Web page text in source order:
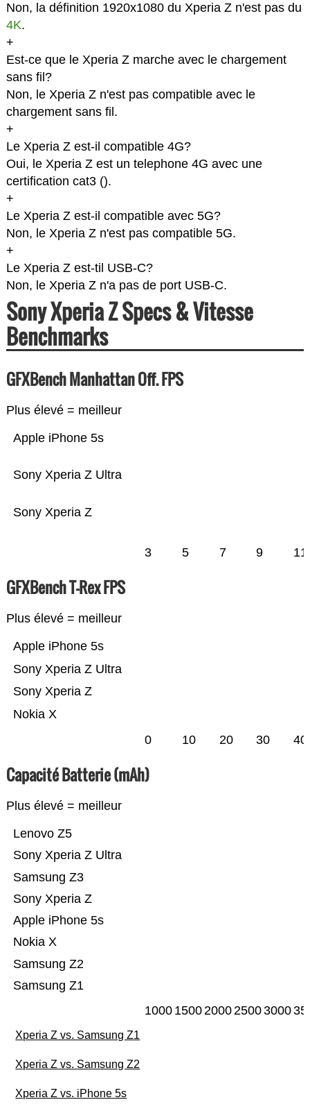
Non, la définition 1920x1080 du Xperia Z n'est pas du
4K.
+
Est-ce que le Xperia Z marche avec le chargement
sans fil?
Non, le Xperia Z n'est pas compatible avec le
chargement sans fil.
+
Le Xperia Z est-il compatible 4G?
Oui, le Xperia Z est un telephone 4G avec une
certification cat3 ().
+
Le Xperia Z est-il compatible avec 5G?
Non, le Xperia Z n'est pas compatible 5G.
+
Le Xperia Z est-til USB-C?
Non, le Xperia Z n'a pas de port USB-C.
Sony Xperia Z Specs & Vitesse
Benchmarks
GFXBench Manhattan Off. FPS
Plus élevé = meilleur
Sony Xperia Z
Sony Xperia Z Ultra
Apple iPhone 5s
3 5 7 9 11
GFXBench T-Rex FPS
Plus élevé = meilleur
Nokia X
Sony Xperia Z
Sony Xperia Z Ultra
Apple iPhone 5s
0 10 20 30 40
Capacité Batterie (mAh)
Plus élevé = meilleur
Samsung Z1
Samsung Z2
Nokia X
Apple iPhone 5s
Sony Xperia Z
Samsung Z3
Sony Xperia Z Ultra
Lenovo Z5
1000 1500200025003000
Xperia Z vs. Samsung Z1
Xperia Z vs. Samsung Z2
Xperia Z vs. iPhone 5s